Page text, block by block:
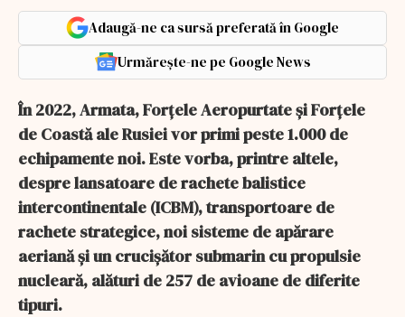
Adaugă-ne ca sursă preferată în Google
Urmărește-ne pe Google News
În 2022, Armata, Forțele Aeropurtate și Forțele
de Coastă ale Rusiei vor primi peste 1.000 de
echipamente noi. Este vorba, printre altele,
despre lansatoare de rachete balistice
intercontinentale (ICBM), transportoare de
rachete strategice, noi sisteme de apărare
aeriană și un crucișător submarin cu propulsie
nucleară, alături de 257 de avioane de diferite
tipuri.